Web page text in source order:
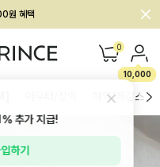
~60% 할인!
원 혜택 0
10,000
하의/레깅스
추가 지급!
하기